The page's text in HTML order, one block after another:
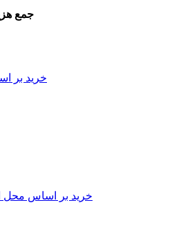
جمع
خرید بر
خرید بر اساس محل